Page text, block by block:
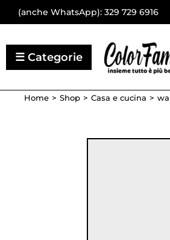
(anche WhatsApp): 329 729 6916
Home Shop Casa e cucina